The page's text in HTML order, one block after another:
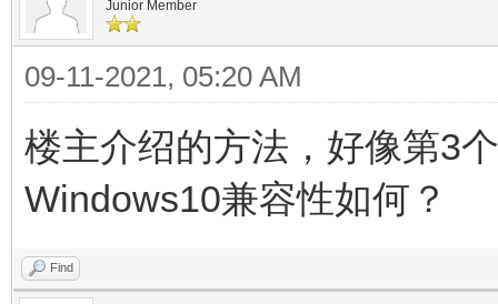
Junior Member
09-11-2021, 05:20 AM
楼主介绍的方法，好像第3
Windows10兼容性如何？
Find